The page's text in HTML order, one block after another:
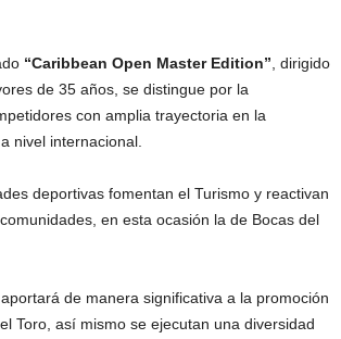
“Caribbean Open Master Edition” , dirigido
de 35 años, se distingue por la
con amplia trayectoria en la
nivel internacional.
deportivas fomentan el Turismo y reactivan
en esta ocasión la de Bocas del
de manera significativa a la promoción
Toro, así mismo se ejecutan una diversidad